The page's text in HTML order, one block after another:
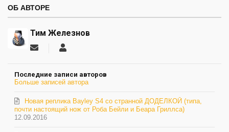
ОБ АВТОРЕ
Тим Железнов
Подписаться
автора
Последние записи авторов
Больше записей автора
12.09.2016
Новая реплика Bayley S4 со странной ДОДЕЛКОЙ (типа,
почти настоящий нож от Роба Бейли и Беара Гриллса)